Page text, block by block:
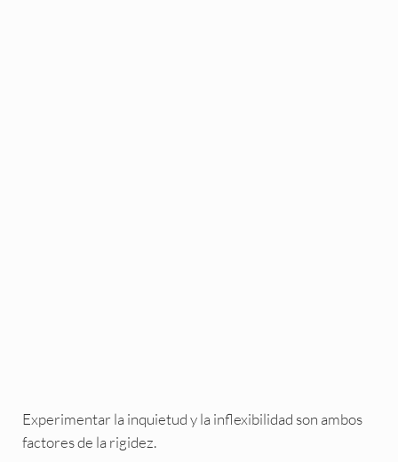
Experimentar la inquietud y la inflexibilidad son ambos
factores de la rigidez.